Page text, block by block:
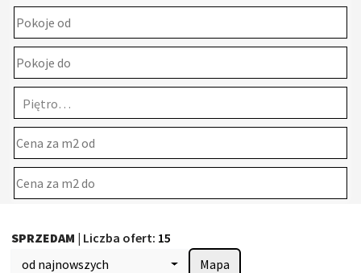
Piętro…
SPRZEDAM | Liczba ofert: 15
od najnowszych
Mapa